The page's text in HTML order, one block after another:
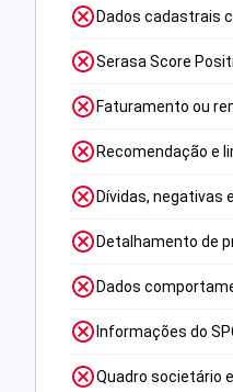
Dados cadastrais
Serasa Score
Faturamento ou
Recomendação e
Dívidas, negativas
Detalhamento de
Dados
Informações do
Quadro societário